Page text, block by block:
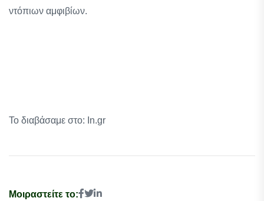
ντόπιων αμφιβίων.
Το διαβάσαμε στο: In.gr
Μοιραστείτε το: